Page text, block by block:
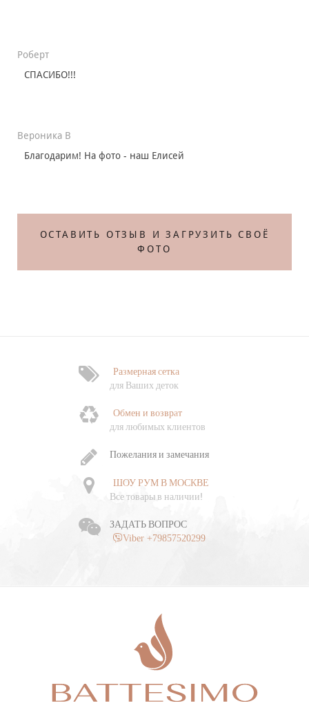
Роберт
СПАСИБО!!!
Вероника В
Благодарим! На фото - наш Елисей
ОСТАВИТЬ ОТЗЫВ И ЗАГРУЗИТЬ СВОЁ
ФОТО
Размерная сетка
для Ваших деток
Обмен и возврат
для любимых клиентов
Пожелания и замечания
ШОУ РУМ В МОСКВЕ
Все товары в наличии!
ЗАДАТЬ ВОПРОС
Viber +79857520299